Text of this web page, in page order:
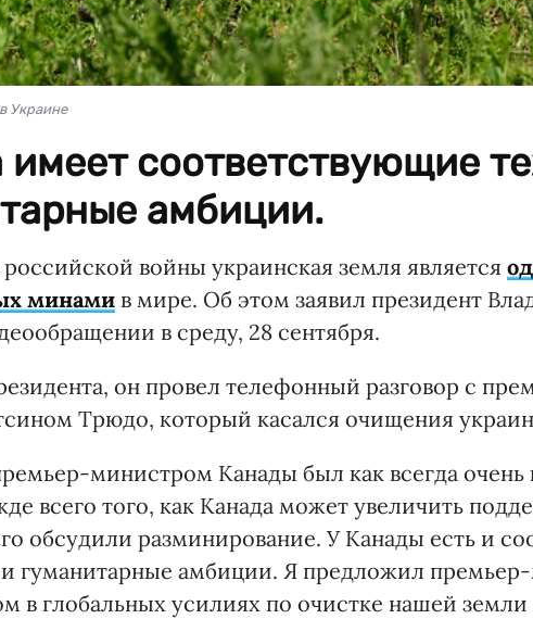
Украине
имеет соответствующие
амбиции.
российской войны украинская земля является
минами в мире. Об этом заявил президент
в среду, 28 сентября.
он провел телефонный разговор с
Трюдо, который касался очищения
министром Канады был как всегда
всего того, как Канада может увеличить
обсудили разминирование. У Канады есть и
и гуманитарные амбиции. Я предложил
в глобальных усилиях по очистке нашей